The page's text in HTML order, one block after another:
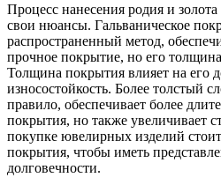
Процесс нанесения родия и
свои нюансы. Гальваническое
распространенный метод,
прочное покрытие, но его
Толщина покрытия влияет на его
износостойкость. Более толстый
правило, обеспечивает более
покрытия, но также увеличивает
покупке ювелирных изделий
покрытия, чтобы иметь
долговечности.